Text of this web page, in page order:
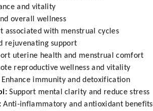
and vitality
overall wellness
associated with menstrual cycles
rejuvenating support
uterine health and menstrual comfort
reproductive wellness and vitality
Enhance immunity and detoxification
Support mental clarity and reduce stress
Anti-inflammatory and antioxidant benefits